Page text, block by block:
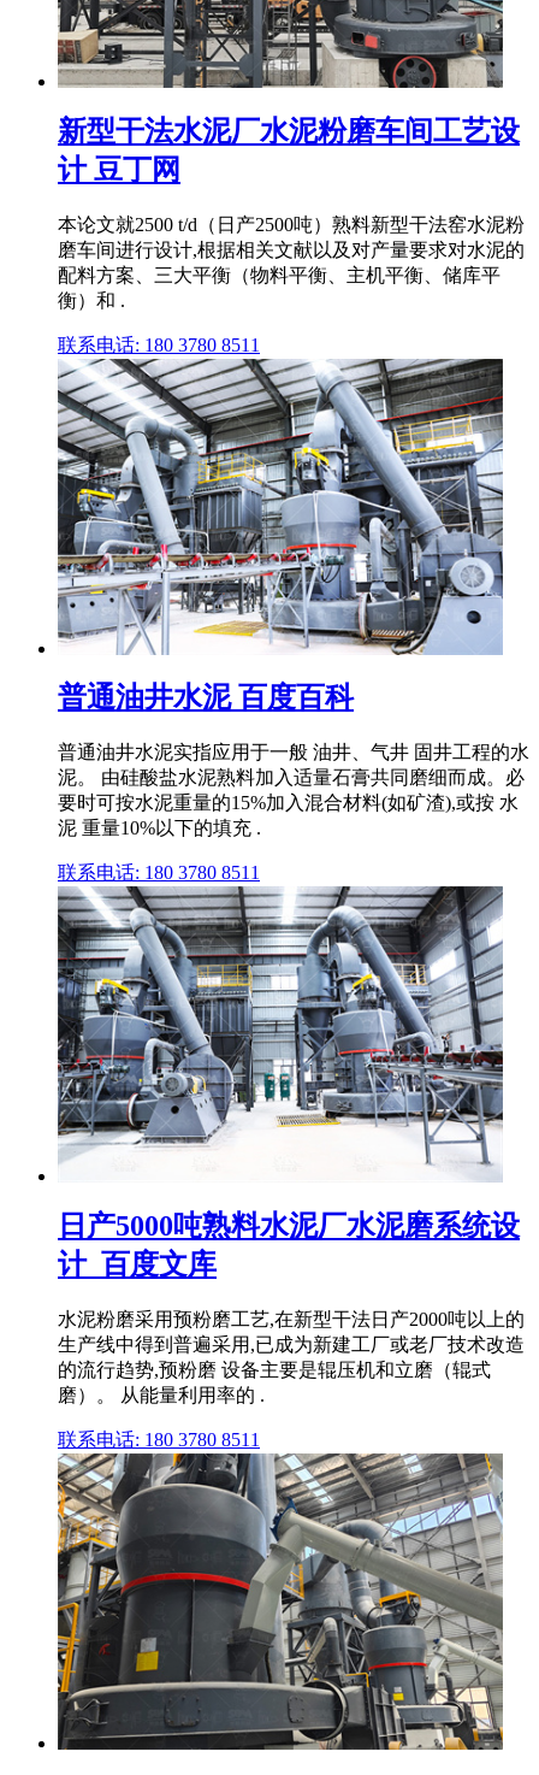
新型干法水泥厂水泥粉磨车间工艺设
计 豆丁网
本论文就2500 t/d（日产2500吨）熟料新型干法窑水泥粉
磨车间进行设计,根据相关文献以及对产量要求对水泥的
配料方案、三大平衡（物料平衡、主机平衡、储库平
衡）和 .
联系电话: 180 3780 8511
普通油井水泥 百度百科
普通油井水泥实指应用于一般 油井、气井 固井工程的水
泥。 由硅酸盐水泥熟料加入适量石膏共同磨细而成。必
要时可按水泥重量的15%加入混合材料(如矿渣),或按 水
泥 重量10%以下的填充 .
联系电话: 180 3780 8511
日产5000吨熟料水泥厂水泥磨系统设
计_百度文库
水泥粉磨采用预粉磨工艺,在新型干法日产2000吨以上的
生产线中得到普遍采用,已成为新建工厂或老厂技术改造
的流行趋势,预粉磨 设备主要是辊压机和立磨（辊式
磨）。 从能量利用率的 .
联系电话: 180 3780 8511